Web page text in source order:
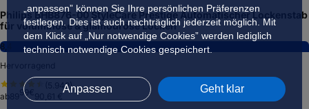
„anpassen” können Sie Ihre persönlichen Präferenzen
festlegen. Dies ist auch nachträglich jederzeit möglich. Mit
dem Klick auf „Nur notwendige Cookies” werden lediglich
technisch notwendige Cookies gespeichert.
Anpassen Geht klar
Philips BHB876-00 StyleCare Prestige Automatischer Lockenstab
für voluminöse & glamouröse Locken
8,4
Hervorragend
5.942 )
ab
99